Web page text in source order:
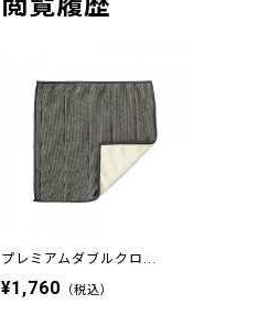
プレミアムダブルクロ...
¥1,760 （税込）